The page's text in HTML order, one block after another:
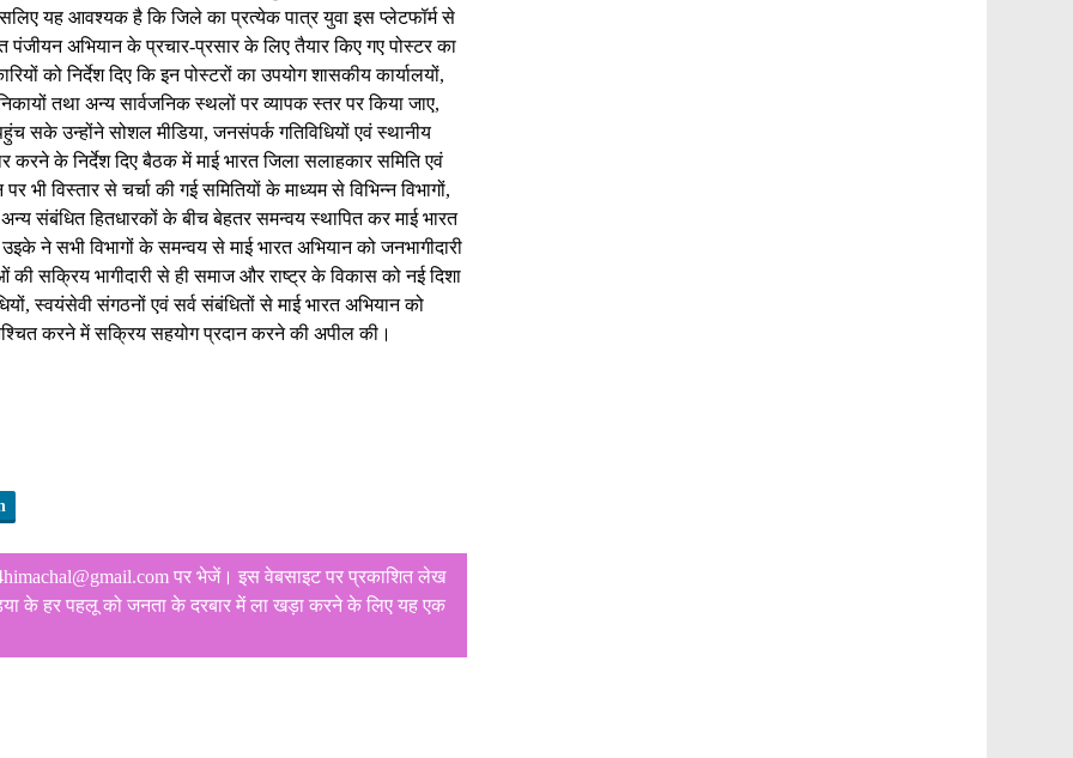
यह आवश्यक है कि जिले का प्रत्येक पात्र युवा इस प्लेटफॉर्म से
अभियान के प्रचार-प्रसार के लिए तैयार किए गए पोस्टर का
को निर्देश दिए कि इन पोस्टरों का उपयोग शासकीय कार्यालयों,
तथा अन्य सार्वजनिक स्थलों पर व्यापक स्तर पर किया जाए,
सके उन्होंने सोशल मीडिया, जनसंपर्क गतिविधियों एवं स्थानीय
करने के निर्देश दिए‌ बैठक में माई भारत जिला सलाहकार समिति एवं
विस्तार से चर्चा की गई समितियों के माध्यम से विभिन्न विभागों,
संबंधित हितधारकों के बीच बेहतर समन्वय स्थापित कर माई भारत
ने सभी विभागों के समन्वय से माई भारत अभियान को जनभागीदारी
सक्रिय भागीदारी से ही समाज और राष्ट्र के विकास को नई दिशा
स्वयंसेवी संगठनों एवं सर्व संबंधितों से माई भारत अभियान को
करने में सक्रिय सहयोग प्रदान करने की अपील की।
पर भेजें। इस वेबसाइट पर प्रकाशित लेख
के हर पहलू को जनता के दरबार में ला खड़ा करने के लिए यह एक